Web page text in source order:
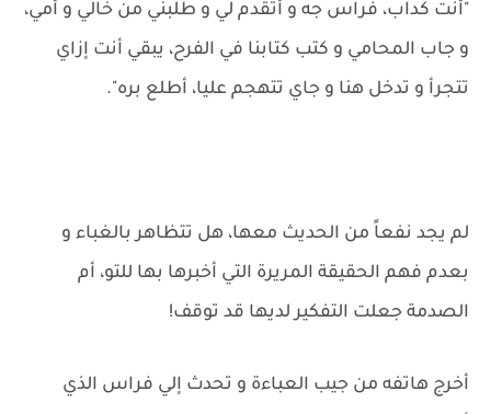
"أنت كداب، فراس جه و أتقدم لي و طلبني من خالي و أمي،
و جاب المحامي و كتب كتابنا في الفرح، يبقي أنت إزاي
تتجرأ و تدخل هنا و جاي تتهجم عليا، أطلع بره".
لم يجد نفعاً من الحديث معها، هل تتظاهر بالغباء و
بعدم فهم الحقيقة المريرة التي أخبرها بها للتو، أم
الصدمة جعلت التفكير لديها قد توقف!
أخرج هاتفه من جيب العباءة و تحدث إلي فراس الذي